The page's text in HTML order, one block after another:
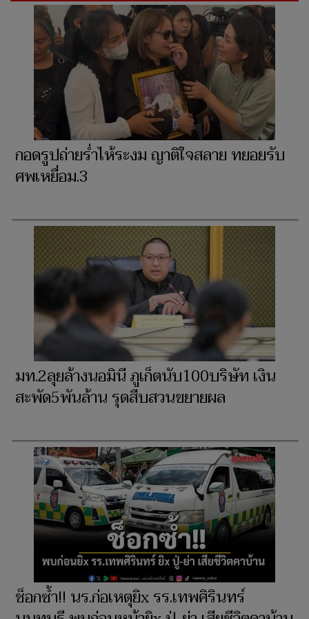
กอดรูปถ่ายร่ำไห้ระงม ญาติใจสลาย ทยอยรับ
ศพเหยื่อม.3
มท.2ลุยล้างนอมินี ภูเก็ตนับ100บริษัท เงิน
สะพัด5พันล้าน รุดสืบสวนขยายผล
ช็อกซ้ำ!! นร.ก่อเหตุยิx รร.เทพศิรินทร์